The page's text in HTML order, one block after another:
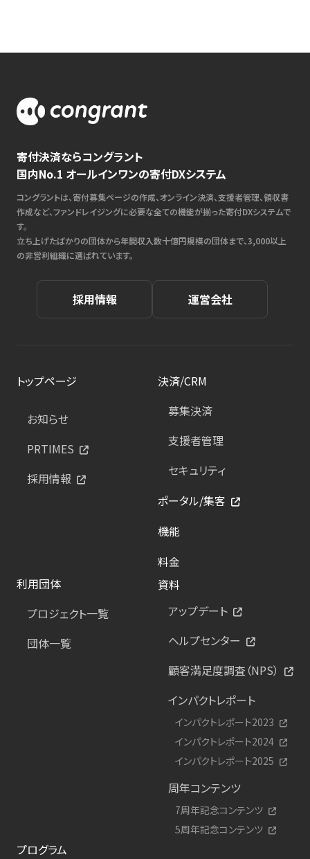
寄付決済ならコングラント
国内No.1 オールインワンの寄付DXシステム
コングラントは、寄付募集ページの作成、オンライン決済、支援者管理、領収書
作成など、ファンドレイジングに必要な全ての機能が揃った寄付DXシステムで
す。
立ち上げたばかりの団体から年間収入数十億円規模の団体まで、3,000以上
の非営利組織に選ばれています。
採用情報 運営会社
トップページ
お知らせ
PRTIMES
採用情報
決済/CRM
募集決済
支援者管理
セキュリティ
ポータル/集客
機能
料金
利用団体
プロジェクト一覧
団体一覧
資料
アップデート
ヘルプセンター
顧客満足度調査（NPS）
インパクトレポート
インパクトレポート2023
インパクトレポート2024
インパクトレポート2025
周年コンテンツ
7周年記念コンテンツ
5周年記念コンテンツ
プログラム